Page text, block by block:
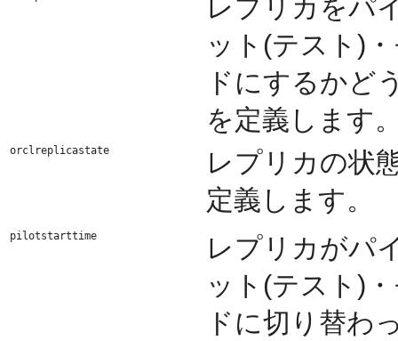
レプリカをパ
ット(テスト)
ドにするかど
を定義します
orclreplicastate
レプリカの状
定義します。
pilotstarttime
レプリカがパ
ット(テスト)
ドに切り替わ